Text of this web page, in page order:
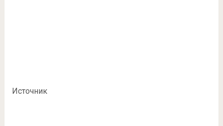
Источник